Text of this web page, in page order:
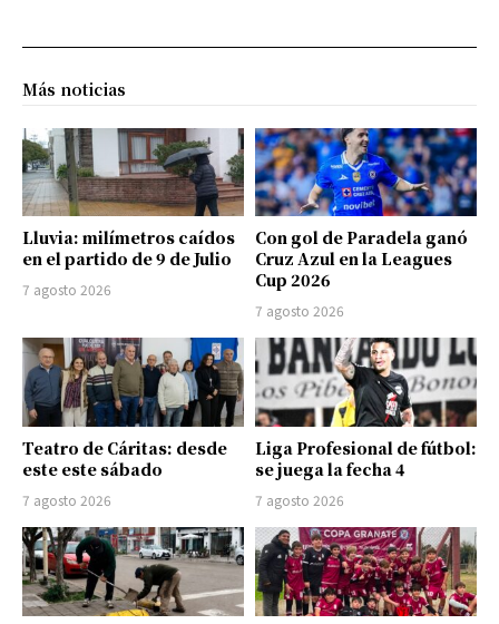
Más noticias
Lluvia: milímetros caídos
en el partido de 9 de Julio
7 agosto 2026
Con gol de Paradela ganó
Cruz Azul en la Leagues
Cup 2026
7 agosto 2026
Teatro de Cáritas: desde
este este sábado
7 agosto 2026
Liga Profesional de fútbol:
se juega la fecha 4
7 agosto 2026